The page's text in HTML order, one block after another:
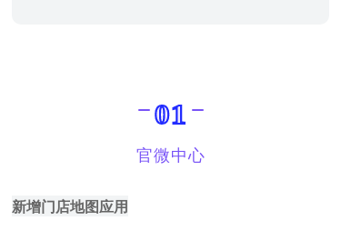
01
官微中心
新增门店地图应用